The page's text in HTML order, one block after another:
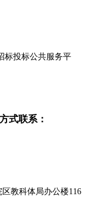
标投标公共服务平
式联系：
教科体局办公楼116